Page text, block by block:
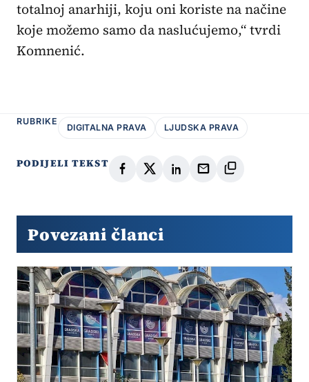
totalnoj anarhiji, koju oni koriste na načine
koje možemo samo da naslućujemo,“ tvrdi
Komnenić.
RUBRIKE
DIGITALNA PRAVA LJUDSKA PRAVA
PODIJELI TEKST
Povezani članci